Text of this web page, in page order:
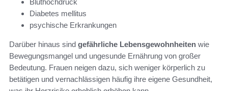
Bluthochdruck
Diabetes mellitus
psychische Erkrankungen
Darüber hinaus sind gefährliche Lebensgewohnheiten wie
Bewegungsmangel und ungesunde Ernährung von großer
Bedeutung. Frauen neigen dazu, sich weniger körperlich zu
betätigen und vernachlässigen häufig ihre eigene Gesundheit,